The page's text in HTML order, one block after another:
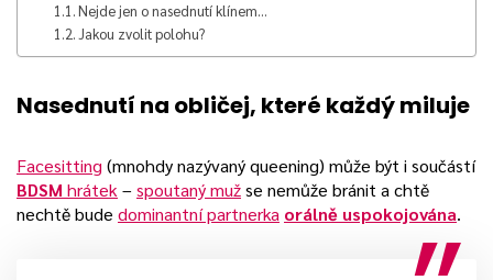
Nejde jen o nasednutí klínem…
Jakou zvolit polohu?
Nasednutí na obličej, které každý miluje
Facesitting (mnohdy nazývaný queening) může být i součástí
BDSM hrátek –spoutaný mužse nemůže bránit a chtě
nechtě bude dominantní partnerka orálně uspokojována.